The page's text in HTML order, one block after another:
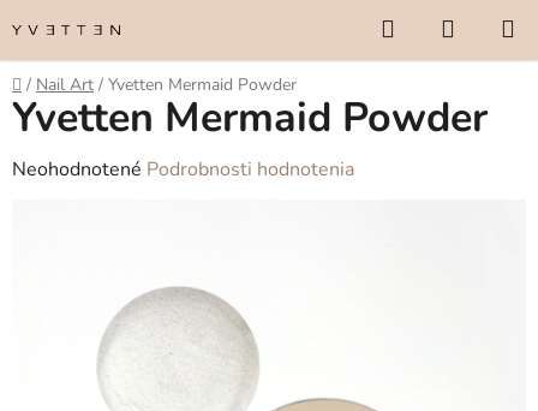
na
obsah
Hľadať
KOŠÍK
Domov
/ Nail Art / Yvetten Mermaid Powder
Yvetten Mermaid Powder
Priemerné
hviezdičiek.
Neohodnotené Podrobnosti hodnotenia